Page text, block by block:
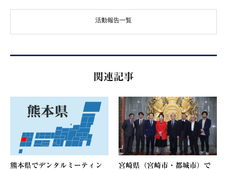
活動報告一覧
関連記事
熊本県でデンタルミーティン
宮崎県（宮崎市・都城市）で